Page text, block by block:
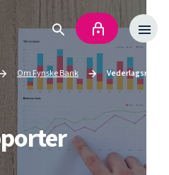
Om Fynske Bank
Current page: